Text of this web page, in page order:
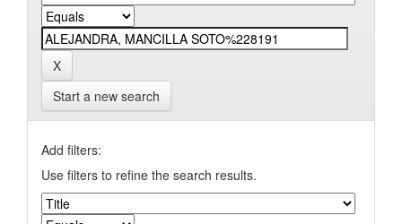
Start a new search
Add filters:
Use filters to refine the search results.